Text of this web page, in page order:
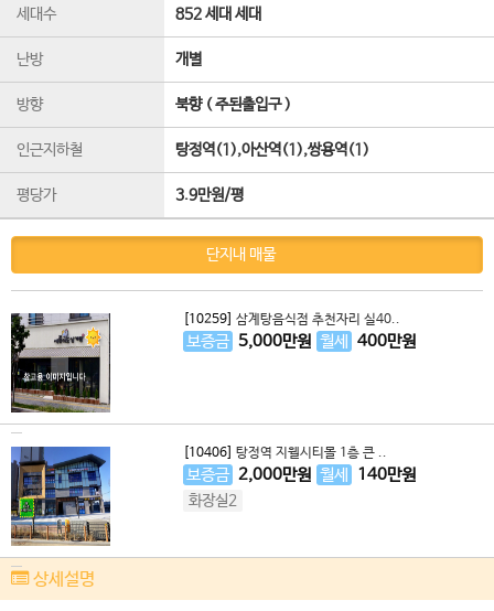
세대수 852 세대 세대
난방 개별
방향 북향 ( 주된출입구 )
인근지하철 탕정역(1),아산역(1),쌍용역(1)
평당가 3.9만원/평
단지내 매물
[10259] 삼계탕음식점 추천자리 실40..
보증금 5,000만원 월세 400만원
[10406] 탕정역 지웰시티몰 1층 큰 ..
보증금 2,000만원 월세 140만원
화장실2
상세설명